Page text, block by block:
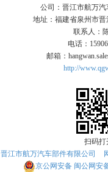
公司：晋江市航万汽
地址：福建省泉州市
联系人：
电话：
邮箱：
http://
扫码打
晋江市航万汽车部件有限公司
京公网安备闽公网安